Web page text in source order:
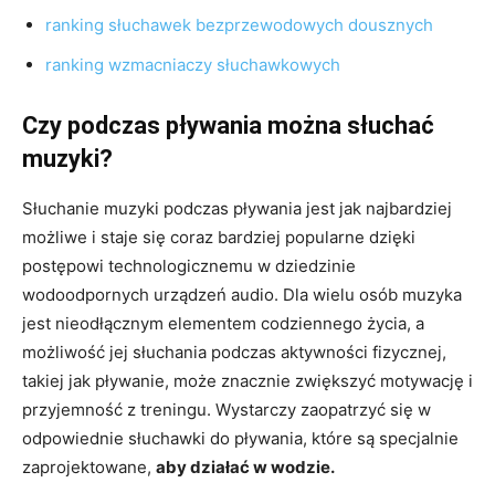
ranking słuchawek bezprzewodowych dousznych
ranking wzmacniaczy słuchawkowych
Czy podczas pływania można słuchać
muzyki?
Słuchanie muzyki podczas pływania jest jak najbardziej
możliwe i staje się coraz bardziej popularne dzięki
postępowi technologicznemu w dziedzinie
wodoodpornych urządzeń audio. Dla wielu osób muzyka
jest nieodłącznym elementem codziennego życia, a
możliwość jej słuchania podczas aktywności fizycznej,
takiej jak pływanie, może znacznie zwiększyć motywację i
przyjemność z treningu. Wystarczy zaopatrzyć się w
odpowiednie słuchawki do pływania, które są specjalnie
zaprojektowane, aby działać w wodzie.